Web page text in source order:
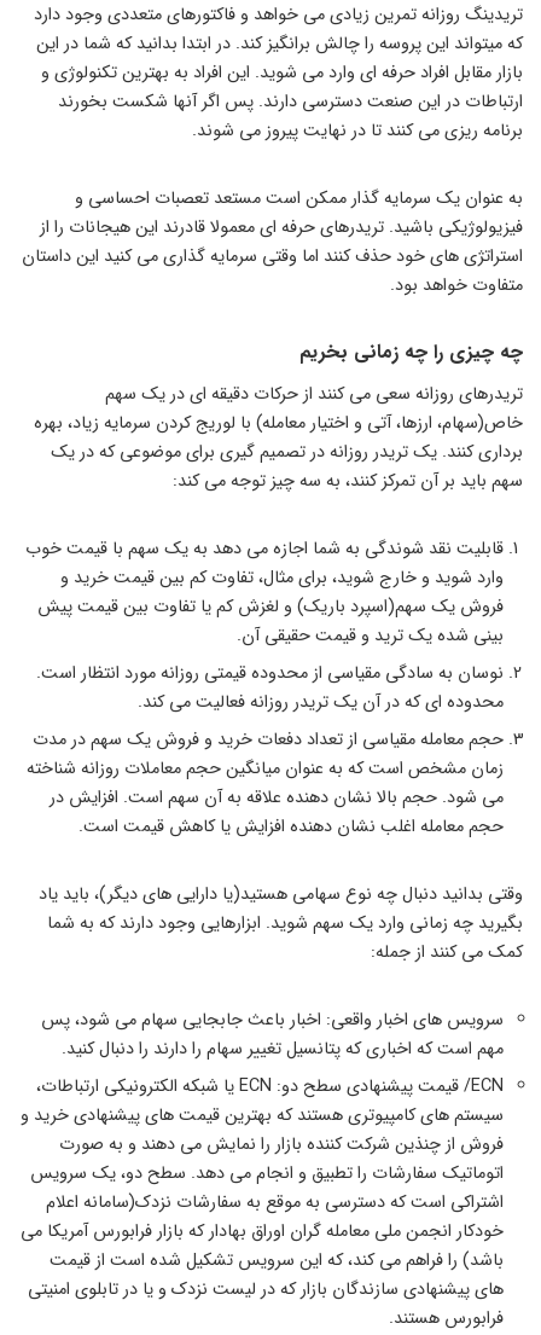
تریدینگ روزانه تمرین زیادی می خواهد و فاکتورهای متعددی وجود دارد
که میتواند این پروسه را چالش برانگیز کند. در ابتدا بدانید که شما در این
بازار مقابل افراد حرفه ای وارد می شوید. این افراد به بهترین تکنولوژی و
ارتباطات در این صنعت دسترسی دارند. پس اگر آنها شکست بخورند
برنامه ریزی می کنند تا در نهایت پیروز می شوند.
به عنوان یک سرمایه گذار ممکن است مستعد تعصبات احساسی و
فیزیولوژیکی باشید. تریدرهای حرفه ای معمولا قادرند این هیجانات را از
استراتژی های خود حذف کنند اما وقتی سرمایه گذاری می کنید این داستان
متفاوت خواهد بود.
چه چیزی را چه زمانی بخریم
تریدرهای روزانه سعی می کنند از حرکات دقیقه ای در یک سهم
خاص(سهام، ارزها، آتی و اختیار معامله) با لوریج کردن سرمایه زیاد، بهره
برداری کنند. یک تریدر روزانه در تصمیم گیری برای موضوعی که در یک
سهم باید بر آن تمرکز کنند، به سه چیز توجه می کند:
قابلیت نقد شوندگی به شما اجازه می دهد به یک سهم با قیمت خوب
وارد شوید و خارج شوید، برای مثال، تفاوت کم بین قیمت خرید و
فروش یک سهم(اسپرد باریک) و لغزش کم یا تفاوت بین قیمت پیش
بینی شده یک ترید و قیمت حقیقی آن.
نوسان به سادگی مقیاسی از محدوده قیمتی روزانه مورد انتظار است.
محدوده ای که در آن یک تریدر روزانه فعالیت می کند.
حجم معامله مقیاسی از تعداد دفعات خرید و فروش یک سهم در مدت
زمان مشخص است که به عنوان میانگین حجم معاملات روزانه شناخته
می شود. حجم بالا نشان دهنده علاقه به آن سهم است. افزایش در
حجم معامله اغلب نشان دهنده افزایش یا کاهش قیمت است.
وقتی بدانید دنبال چه نوع سهامی هستید(یا دارایی های دیگر)، باید یاد
بگیرید چه زمانی وارد یک سهم شوید. ابزارهایی وجود دارند که به شما
کمک می کنند از جمله:
سرویس های اخبار واقعی: اخبار باعث جابجایی سهام می شود، پس
مهم است که اخباری که پتانسیل تغییر سهام را دارند را دنبال کنید.
ECN/ قیمت پیشنهادی سطح دو: ECN یا شبکه الکترونیکی ارتباطات،
سیستم های کامپیوتری هستند که بهترین قیمت های پیشنهادی خرید و
فروش از چنذین شرکت کننده بازار را نمایش می دهند و به صورت
اتوماتیک سفارشات را تطبیق و انجام می دهد. سطح دو، یک سرویس
اشتراکی است که دسترسی به موقع به سفارشات نزدک(سامانه اعلام
خودکار انجمن ملی معامله گران اوراق بهادار که بازار فرابورس آمریکا می
باشد) را فراهم می کند، که این سرویس تشکیل شده است از قیمت
های پیشنهادی سازندگان بازار که در لیست نزدک و یا در تابلوی امنیتی
فرابورس هستند.